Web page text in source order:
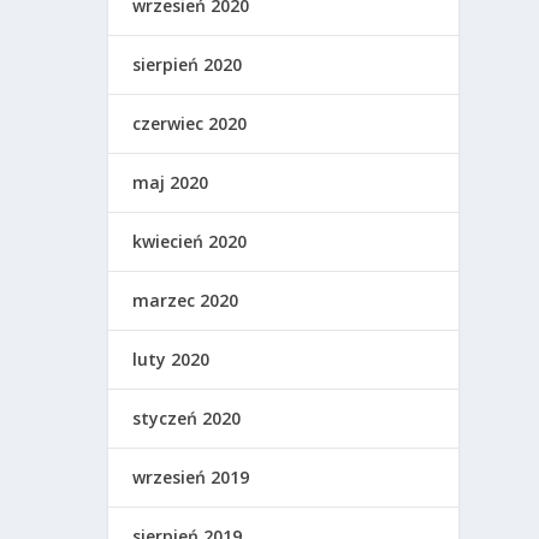
wrzesień 2020
sierpień 2020
czerwiec 2020
maj 2020
kwiecień 2020
marzec 2020
luty 2020
styczeń 2020
wrzesień 2019